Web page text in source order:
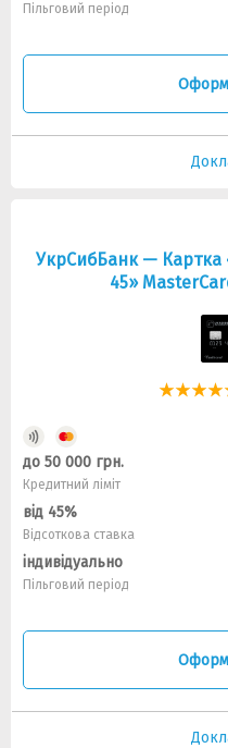
Пільговий період
УкрСибБанк —
45»
до 50 000 грн.
Кредитний ліміт
від 45%
Відсоткова ставка
індивідуально
Пільговий період